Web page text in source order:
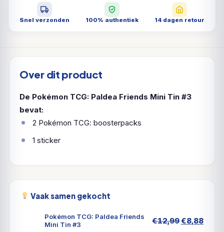
Snel verzonden 100% authentiek 14 dagen retour
Over dit product
De Pokémon TCG: Paldea Friends Mini Tin #3
bevat:
2 Pokémon TCG: boosterpacks
1 sticker
Vaak samen gekocht
Pokémon TCG: Paldea Friends
Mini Tin #3
€12,99€8,88